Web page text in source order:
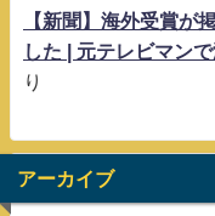
【新聞】海外受賞が
した | 元テレビマン
り
アーカイブ